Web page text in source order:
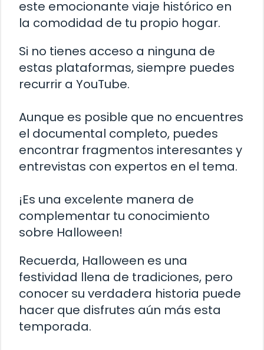
este emocionante viaje histórico en
la comodidad de tu propio hogar.
Si no tienes acceso a ninguna de
estas plataformas, siempre puedes
recurrir a YouTube.
Aunque es posible que no encuentres
el documental completo, puedes
encontrar fragmentos interesantes y
entrevistas con expertos en el tema.
¡Es una excelente manera de
complementar tu conocimiento
sobre Halloween!
Recuerda, Halloween es una
festividad llena de tradiciones, pero
conocer su verdadera historia puede
hacer que disfrutes aún más esta
temporada.